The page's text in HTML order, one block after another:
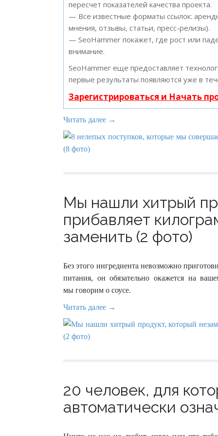
пересчет показателей качества проекта.
— Все известные форматы ссылок:
мнения, отзывы, статьи, пресс-релизы).
— SeoHammer покажет, где рост или
внимание.
SeoHammer еще предоставляет
первые результаты появляются уже в
Зарегистрироваться и Начать
Читать далее →
Мы нашли хитрый
прибавляет
заменить (2 фото)
Без этого ингредиента невозможно
питания, он обязательно окажется на
мы говорим о соусе.
Читать далее →
20 человек, для
автоматически